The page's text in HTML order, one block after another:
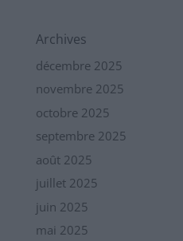
Archives
décembre 2025
novembre 2025
octobre 2025
septembre 2025
août 2025
juillet 2025
juin 2025
mai 2025